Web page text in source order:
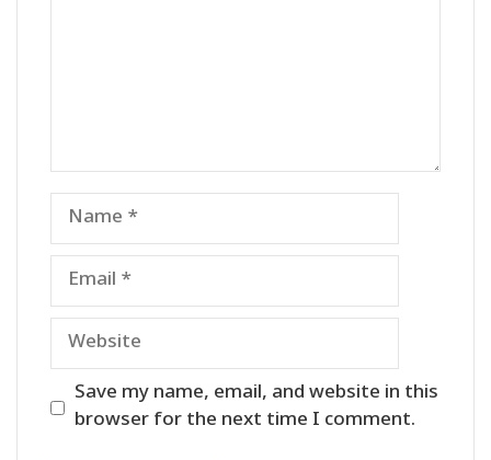
Name
Email
Website
Save my name, email, and website in this
browser for the next time I comment.